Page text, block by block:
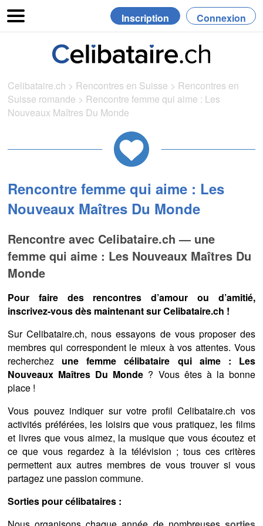
Inscription Connexion
Celibataire.ch > Rencontres en Suisse > Rencontres en
Suisse romande > Rencontre femme qui aime : Les
Nouveaux Maîtres Du Monde
Rencontre femme qui aime : Les
Nouveaux Maîtres Du Monde
Rencontre avec Celibataire.ch — une
femme qui aime : Les Nouveaux Maîtres Du
Monde
Pour faire des rencontres d’amour ou d’amitié,
inscrivez-vous dès maintenant sur Celibataire.ch !
Sur Celibataire.ch, nous essayons de vous proposer des
membres qui correspondent le mieux à vos attentes. Vous
recherchez une femme célibataire qui aime : Les
Nouveaux Maîtres Du Monde ? Vous êtes à la bonne
place !
Vous pouvez indiquer sur votre profil Celibataire.ch vos
activités préférées, les loisirs que vous pratiquez, les films
et livres que vous aimez, la musique que vous écoutez et
ce que vous regardez à la télévision ; tous ces critères
permettent aux autres membres de vous trouver si vous
partagez une passion commune.
Sorties pour célibataires :